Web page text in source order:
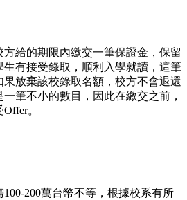
給的期限內繳交一筆保證金，保留
生有接受錄取，順利入學就讀，這筆
放棄該校錄取名額，校方不會退還
筆不小的數目，因此在繳交之前，
。
200萬台幣不等，根據校系有所